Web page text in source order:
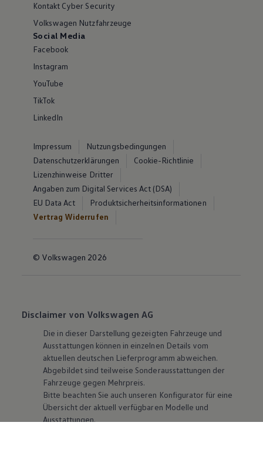
Kontakt Cyber Security
Volkswagen Nutzfahrzeuge
Social Media
Facebook
Instagram
YouTube
TikTok
LinkedIn
Impressum
Nutzungsbedingungen
Datenschutzerklärungen
Cookie-Richtlinie
Lizenzhinweise Dritter
Angaben zum Digital Services Act (DSA)
EU Data Act
Produktsicherheitsinformationen
Vertrag Widerrufen
© Volkswagen 2026
Disclaimer von Volkswagen AG
Die in dieser Darstellung gezeigten Fahrzeuge und
Ausstattungen können in einzelnen Details vom
aktuellen deutschen Lieferprogramm abweichen.
Abgebildet sind teilweise Sonderausstattungen der
Fahrzeuge gegen Mehrpreis.
Bitte beachten Sie auch unseren Konfigurator für eine
Übersicht der aktuell verfügbaren Modelle und
Ausstattungen.